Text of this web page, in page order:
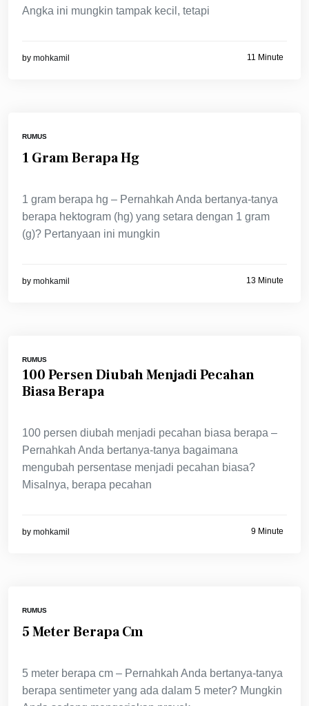
Angka ini mungkin tampak kecil, tetapi
by mohkamil 11 Minute
RUMUS
1 Gram Berapa Hg
1 gram berapa hg – Pernahkah Anda bertanya-tanya
berapa hektogram (hg) yang setara dengan 1 gram
(g)? Pertanyaan ini mungkin
by mohkamil 13 Minute
RUMUS
100 Persen Diubah Menjadi Pecahan
Biasa Berapa
100 persen diubah menjadi pecahan biasa berapa –
Pernahkah Anda bertanya-tanya bagaimana
mengubah persentase menjadi pecahan biasa?
Misalnya, berapa pecahan
by mohkamil 9 Minute
RUMUS
5 Meter Berapa Cm
5 meter berapa cm – Pernahkah Anda bertanya-tanya
berapa sentimeter yang ada dalam 5 meter? Mungkin